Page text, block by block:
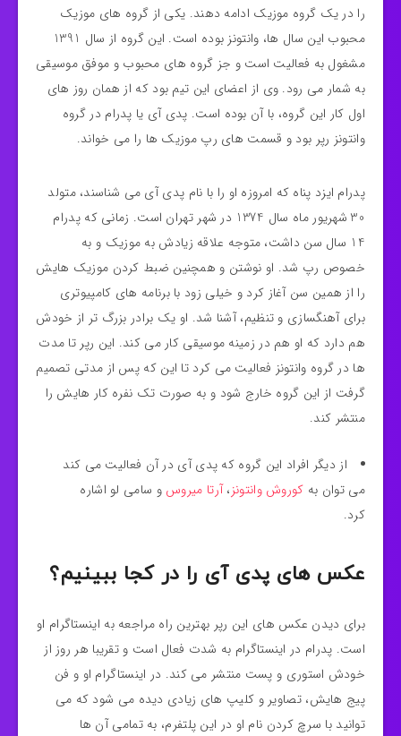
را در یک گروه موزیک ادامه دهند. یکی از گروه های موزیک
محبوب این سال ها، وانتونز بوده است. این گروه از سال 1391
مشغول به فعالیت است و جز گروه های محبوب و موفق موسیقی
به شمار می رود. وی از اعضای این تیم بود که از همان روز های
اول کار این گروه، با آن بوده است. پدی آی یا پدرام در گروه
وانتونز رپر بود و قسمت های رپ موزیک ها را می خواند.
پدرام ایزد پناه که امروزه او را با نام پدی آی می شناسند، متولد
30 شهریور ماه سال 1374 در شهر تهران است. زمانی که پدرام
14 سال سن داشت، متوجه علاقه زیادش به موزیک و به
خصوص رپ شد. او نوشتن و همچنین ضبط کردن موزیک هایش
را از همین سن آغاز کرد و خیلی زود با برنامه های کامپیوتری
برای آهنگسازی و تنظیم، آشنا شد. او یک برادر بزرگ تر از خودش
هم دارد که او هم در زمینه موسیقی کار می کند. این رپر تا مدت
ها در گروه وانتونز فعالیت می کرد تا این که پس از مدتی تصمیم
گرفت از این گروه خارج شود و به صورت تک نفره کار هایش را
منتشر کند.
از دیگر افراد این گروه که پدی آی در آن فعالیت می کند
می توان به کوروش وانتونز،آرتا میروس و سامی لو اشاره
کرد.
عکس های پدی آی را در کجا ببینیم؟
برای دیدن عکس های این رپر بهترین راه مراجعه به اینستاگرام او
است. پدرام در اینستاگرام به شدت فعال است و تقریبا هر روز از
خودش استوری و پست منتشر می کند. در اینستاگرام او و فن
پیج هایش، تصاویر و کلیپ های زیادی دیده می شود که می
توانید با سرچ کردن نام او در این پلتفرم، به تمامی آن ها